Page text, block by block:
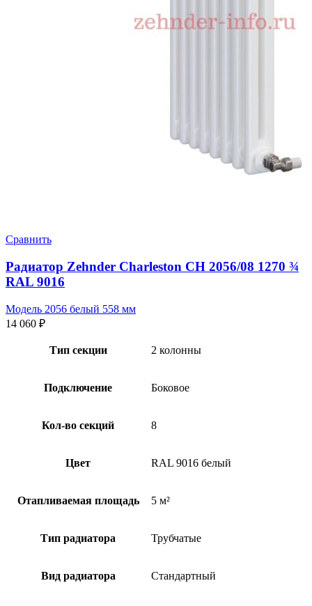
Сравнить
Радиатор Zehnder Charleston CH 2056/08 1270 ¾
RAL 9016
Модель 2056 белый 558 мм
14 060 ₽
Тип секции 2 колонны
Подключение Боковое
Кол-во секций 8
Цвет RAL 9016 белый
Отапливаемая площадь 5 м²
Тип радиатора Трубчатые
Вид радиатора Стандартный